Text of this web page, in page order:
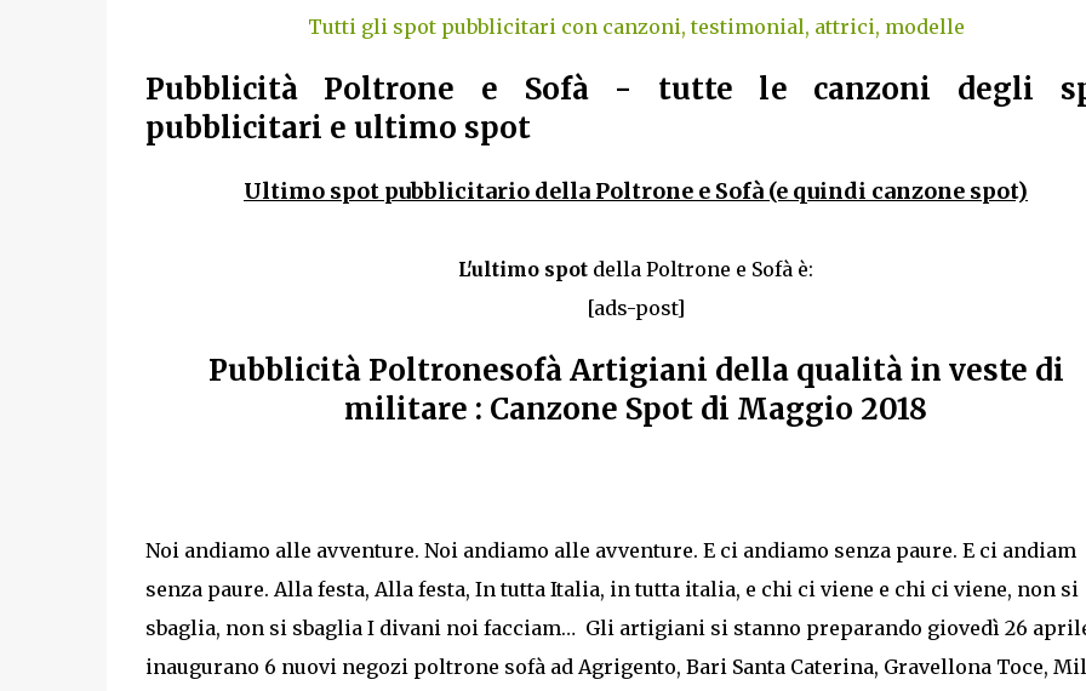
Tutti gli spot pubblicitari con canzoni, testimonial, attrici, modelle
Pubblicità Poltrone e Sofà - tutte le canzoni degli
pubblicitari e ultimo spot
Ultimo spot pubblicitario della Poltrone e Sofà (e quindi canzone spot)
L'ultimo spot della Poltrone e Sofà è:
[ads-post]
Pubblicità Poltronesofà Artigiani della qualità in veste di
militare : Canzone Spot di Maggio 2018
Noi andiamo alle avventure. Noi andiamo alle avventure. E ci andiamo senza paure. E ci andiam
senza paure. Alla festa, Alla festa, In tutta Italia, in tutta italia, e chi ci viene e chi ci viene, non si
sbaglia, non si sbaglia I divani noi facciam… Gli artigiani si stanno preparando giovedì 26
inaugurano 6 nuovi negozi poltrone sofà ad Agrigento, Bari Santa Caterina, Gravellona Toce,